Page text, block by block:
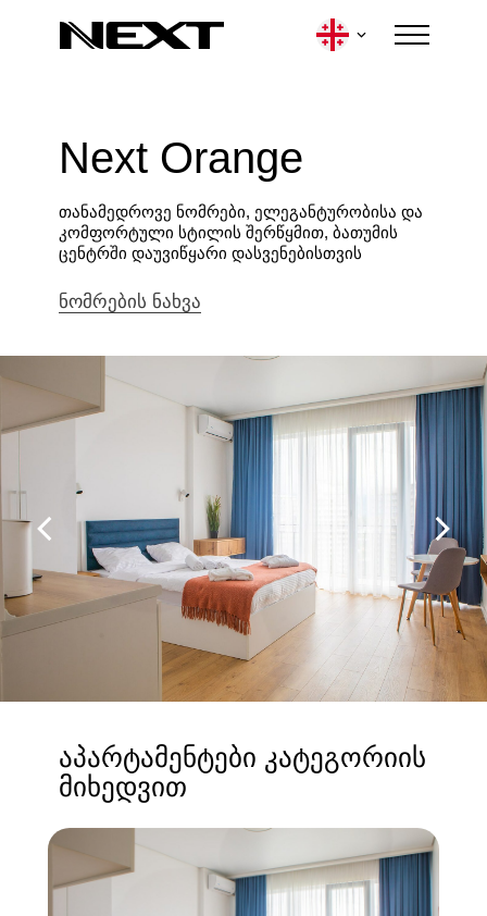
სასტუმროები კონტაქტები
ლოიალობის პროგრამა
შესვლა
სიახლეები
Next Orange
თანამედროვე ნომრები, ელეგანტურობისა და
კომფორტული სტილის შერწყმით, ბათუმის
ცენტრში დაუვიწყარი დასვენებისთვის
ნომრების ნახვა
აპარტამენტები კატეგორიის
მიხედვით